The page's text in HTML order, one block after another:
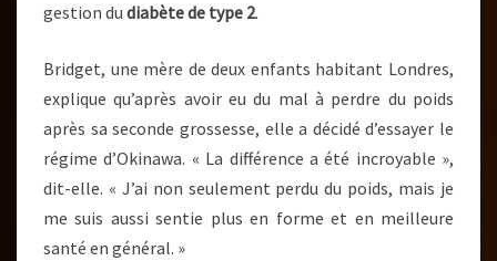
gestion du diabète de type 2.
Bridget, une mère de deux enfants habitant Londres,
explique qu’après avoir eu du mal à perdre du poids
après sa seconde grossesse, elle a décidé d’essayer le
régime d’Okinawa. « La différence a été incroyable »,
dit-elle. « J’ai non seulement perdu du poids, mais je
me suis aussi sentie plus en forme et en meilleure
santé en général. »